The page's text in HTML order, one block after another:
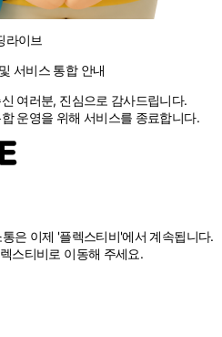
라이브
서비스 통합 안내
여러분, 진심으로 감사드립니다.
운영을 위해 서비스를 종료합니다.
은 이제 '플렉스티비'에서 계속됩니다.
스티비로 이동해 주세요.